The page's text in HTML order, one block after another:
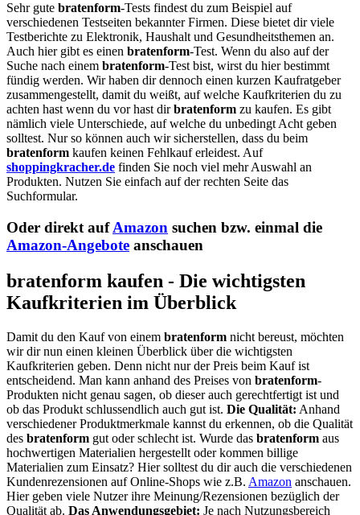
Sehr gute bratenform-Tests findest du zum Beispiel auf
verschiedenen Testseiten bekannter Firmen. Diese bietet dir viele
Testberichte zu Elektronik, Haushalt und Gesundheitsthemen an.
Auch hier gibt es einen bratenform-Test. Wenn du also auf der
Suche nach einem bratenform-Test bist, wirst du hier bestimmt
fündig werden. Wir haben dir dennoch einen kurzen Kaufratgeber
zusammengestellt, damit du weißt, auf welche Kaufkriterien du zu
achten hast wenn du vor hast dirbratenform zu kaufen. Es gibt
nämlich viele Unterschiede, auf welche du unbedingt Acht geben
solltest. Nur so können auch wir sicherstellen, dass du beim
bratenform kaufen keinen Fehlkauf erleidest. Auf
shoppingkracher.de finden Sie noch viel mehr Auswahl an
Produkten. Nutzen Sie einfach auf der rechten Seite das
Suchformular.
Oder direkt aufAmazon suchen bzw. einmal die
Amazon-Angebote anschauen
bratenform kaufen - Die wichtigsten
Kaufkriterien im Überblick
Damit du den Kauf von einem bratenform nicht bereust, möchten
wir dir nun einen kleinen Überblick über die wichtigsten
Kaufkriterien geben. Denn nicht nur der Preis beim Kauf ist
entscheidend. Man kann anhand des Preises von bratenform-
Produkten nicht genau sagen, ob dieser auch gerechtfertigt ist und
ob das Produkt schlussendlich auch gut ist. Die Qualität: Anhand
verschiedener Produktmerkmale kannst du erkennen, ob die Qualität
des bratenform gut oder schlecht ist. Wurde das bratenform aus
hochwertigen Materialien hergestellt oder kommen billige
Materialien zum Einsatz? Hier solltest du dir auch die verschiedenen
Kundenrezensionen auf Online-Shops wie z.B. Amazon anschauen.
Hier geben viele Nutzer ihre Meinung/Rezensionen bezüglich der
Qualität ab. Das Anwendungsgebiet: Je nach Nutzungsbereich